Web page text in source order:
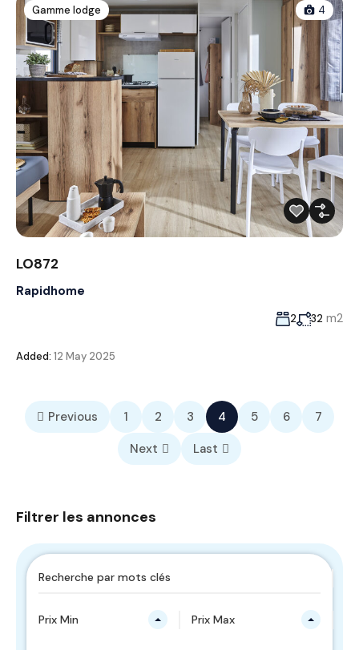
Gamme lodge 4
LO872
Rapidhome
2 32 m2
Added: 12 May 2025
Previous 1 2 3 4 5 6
7
Next
Last
Filtrer les annonces
Prix Min Prix Max